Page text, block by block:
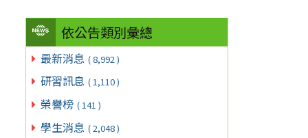
依公告類別彙總
最新消息 ( 8,992 )
研習訊息 ( 1,110 )
榮譽榜 ( 141 )
學生消息 ( 2,048 )